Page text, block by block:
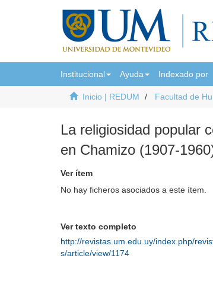
Institucional Ayuda Indexado por
Inicio | REDUM Facultad de
La religiosidad popular
en Chamizo (1907-
Ver ítem
No hay ficheros asociados a este ítem.
Ver texto completo
http://revistas.um.edu.uy/index.php/
s/article/view/1174